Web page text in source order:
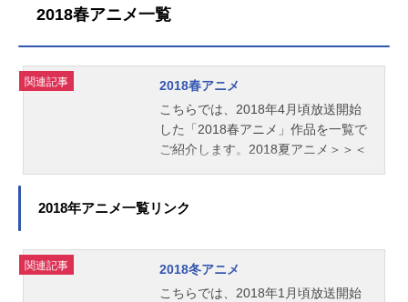
2018春アニメ一覧
関連記事
2018春アニメ
こちらでは、2018年4月頃放送開始
した「2018春アニメ」作品を一覧で
ご紹介します。2018夏アニメ＞＞＜
2018年アニメ一覧リンク
関連記事
2018冬アニメ
こちらでは、2018年1月頃放送開始